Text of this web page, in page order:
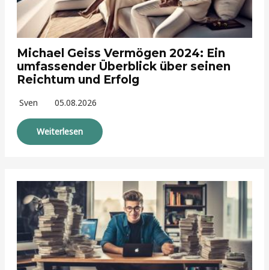
Michael Geiss Vermögen 2024: Ein
umfassender Überblick über seinen
Reichtum und Erfolg
Sven 05.08.2026
Weiterlesen